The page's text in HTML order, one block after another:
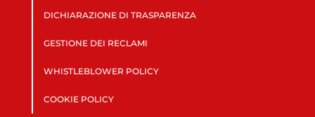
DICHIARAZIONE DI TRASPARENZA
GESTIONE DEI RECLAMI
WHISTLEBLOWER POLICY
COOKIE POLICY